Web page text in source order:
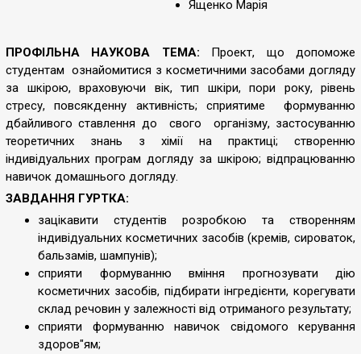
Ященко Марія
ПРОФІЛЬНА НАУКОВА ТЕМА: Проект, що допоможе
студентам ознайомитися з косметичними засобами догляду
за шкірою, враховуючи вік, тип шкіри, пори року, рівень
стресу, повсякденну активність; сприятиме формуванню
дбайливого ставлення до свого організму, застосуванню
теоретичних знань з хімії на практиці; створенню
індивідуальних програм догляду за шкірою; відпрацюванню
навичок домашнього догляду.
ЗАВДАННЯ ГУРТКА:
зацікавити студентів розробкою та створенням
індивідуальних косметичних засобів (кремів, сироваток,
бальзамів, шампунів);
сприяти формуванню вміння прогнозувати дію
косметичних засобів, підбирати інгредієнти, корегувати
склад речовин у залежності від отриманого результату;
сприяти формуванню навичок свідомого керування
здоров"ям;